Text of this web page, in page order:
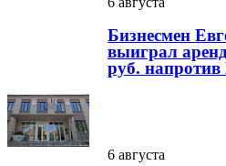
Бизнесмен
выиграл
руб.
6 августа